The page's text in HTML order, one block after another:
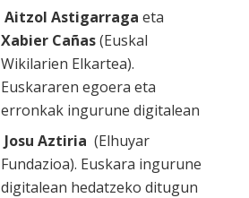
Aitzol Astigarraga eta
Xabier Cañas(Euskal
Wikilarien Elkartea).
Euskararen egoera eta
erronkak ingurune digitalean
Josu Aztiria (Elhuyar
Fundazioa). Euskara ingurune
digitalean hedatzeko ditugun